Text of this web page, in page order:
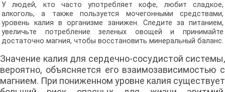
У людей, кто часто употребляет кофе, любит сладкое,
алкоголь, а также пользуется мочегонными средствами,
уровень калия в организме занижен. Следите за питанием,
увеличьте потребление зеленых овощей и принимайте
достаточно магния, чтобы восстановить минеральный баланс.
Значение калия для сердечно-сосудистой системы,
вероятно, объясняется его взаимозависимостью с
магнием. При пониженном уровне калия существует